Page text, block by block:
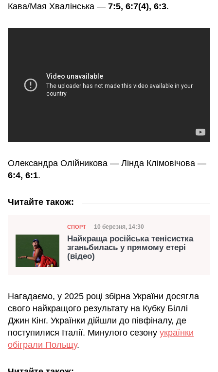
Кава/Мая Хвалінська — 7:5, 6:7(4), 6:3.
Олександра Олійникова — Лінда Клімовічова —
6:4, 6:1.
Читайте також:
Категорія
СПОРТ Дата публікації
10 березня, 14:30
Найкраща російська тенісистка
зганьбилась у прямому етері
(відео)
Нагадаємо, у 2025 році збірна України досягла
свого найкращого результату на Кубку Біллі
Джин Кінг. Українки дійшли до півфіналу, де
поступилися Італії. Минулого сезону українки
обіграли Польщу.